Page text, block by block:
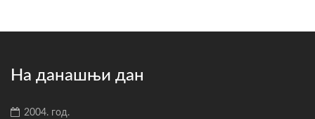
На данашњи дан
2004. год.